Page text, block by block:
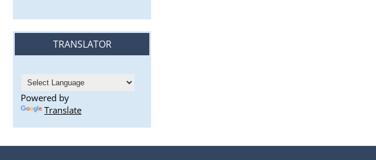
TRANSLATOR
Powered by
Translate